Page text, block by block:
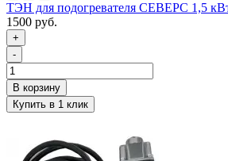
ТЭН для подогревателя СЕВЕРС 1,5
1500 руб.
+
-